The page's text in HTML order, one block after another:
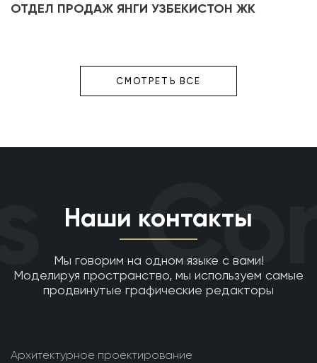
ОТДЕЛ ПРОДАЖ ЯНГИ УЗБЕКИСТОН ЖК
СМОТРЕТЬ ВСЕ
Наши контакты
Мы говорим на одном языке с вами!
Моделируя пространство, мы используем самые
продвинутые графические редакторы
Архитектурное проектирование